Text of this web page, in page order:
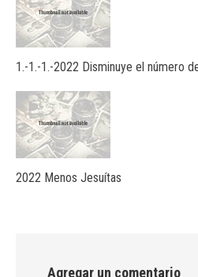
1.-1.-1.-2022 Disminuye el número
2022 Menos Jesuítas
Agregar un comentario